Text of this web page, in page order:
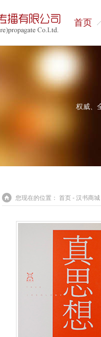
首页
权威、
您现在的位置： 首页 - 汉书商城